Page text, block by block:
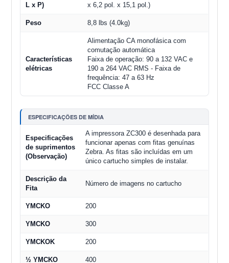
L x P)
x 6,2 pol. x 15,1 pol.)
Peso 8,8 lbs (4.0kg)
Características
elétricas
Alimentação CA monofásica com
comutação automática
Faixa de operação: 90 a 132 VAC e
190 a 264 VAC RMS - Faixa de
frequência: 47 a 63 Hz
FCC Classe A
ESPECIFICAÇÕES DE MÍDIA
Especificações
de suprimentos
(Observação)
A impressora ZC300 é desenhada para
funcionar apenas com fitas genuínas
Zebra. As fitas são incluídas em um
único cartucho simples de instalar.
Descrição da
Fita
Número de imagens no cartucho
YMCKO 200
YMCKO 300
YMCKOK 200
½ YMCKO 400